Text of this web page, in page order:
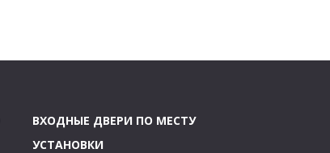
ВХОДНЫЕ ДВЕРИ ПО МЕСТУ
УСТАНОВКИ